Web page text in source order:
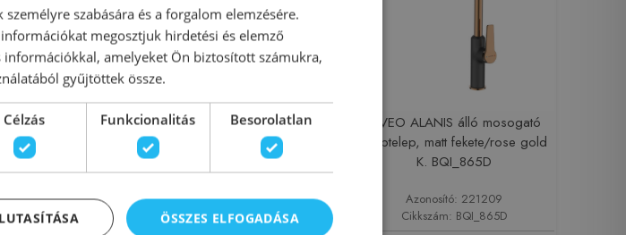
álló
csaptelep,
BLQ_665D
221247
BLQ_665D
Invena DALIS ECO mosogató
csaptelep flexibilis kifolyóval,
matt bézs BZ-64-003-L
Azonosító: 222608
Cikkszám: BZ-64-003-L
LAVEO ALANIS álló mosogató
csaptelep, matt fekete/rose gold
K. BQI_865D
Azonosító: 221209
Cikkszám: BQI_865D
szabására és a forgalom elemzésére.
megosztjuk hirdetési és elemző
amelyeket Ön biztosított számukra,
gyűjtöttek össze.
Célzás Funkcionalitás Besorolatlan
ÖSSZES ELFOGADÁSA